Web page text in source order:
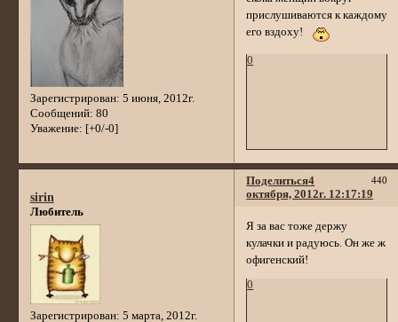
Зарегистрирован: 5 июня, 2012г.
Сообщений: 80
Уважение: [+0/-0]
прислушиваются к каждому
его вздоху!
0
Поделиться 440
4
октября, 2012г. 12:17:19
sirin
Любитель
Зарегистрирован: 5 марта, 2012г.
Я за вас тоже держу
кулачки и радуюсь. Он же ж
офигенский!
0